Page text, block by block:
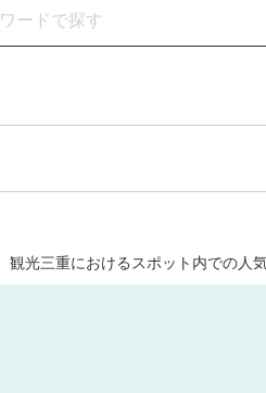
観光三重におけるスポット内での人